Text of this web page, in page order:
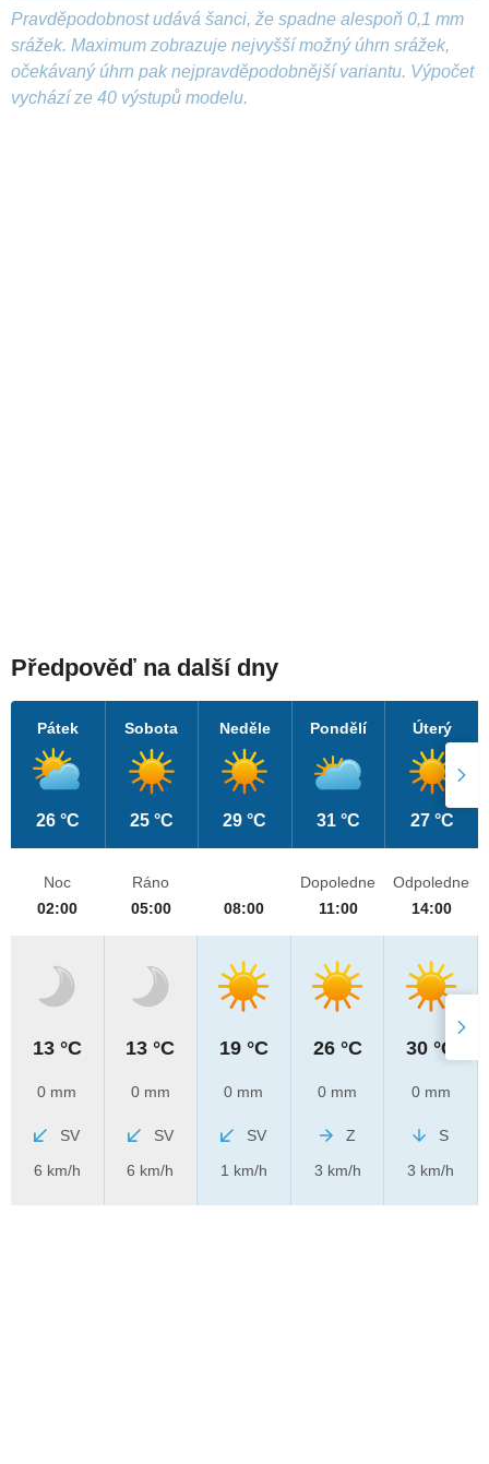
Pravděpodobnost udává šanci, že spadne alespoň 0,1 mm
srážek. Maximum zobrazuje nejvyšší možný úhrn srážek,
očekávaný úhrn pak nejpravděpodobnější variantu. Výpočet
vychází ze 40 výstupů modelu.
Předpověď na další dny
Pátek
26 °C
Sobota
25 °C
Neděle
29 °C
Pondělí
31 °C
Úterý
27 °C
Noc
02:00
13 °C
0 mm
SV
6 km/h
Ráno
05:00
13 °C
0 mm
SV
6 km/h
08:00
19 °C
0 mm
SV
1 km/h
Dopoledne
11:00
26 °C
0 mm
Z
3 km/h
Odpoledne
14:00
30 °C
0 mm
S
3 km/h